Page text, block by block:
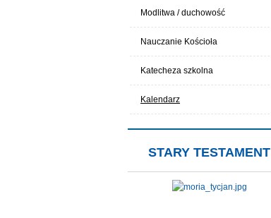
Modlitwa / duchowość
Nauczanie Kościoła
Katecheza szkolna
Kalendarz
STARY TESTAMENT